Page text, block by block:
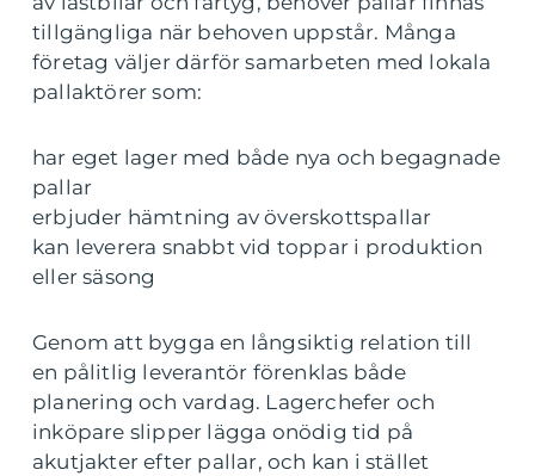
tillgängliga när behoven uppstår. Många
företag väljer därför samarbeten med lokala
pallaktörer som:
har eget lager med både nya och begagnade
pallar
erbjuder hämtning av överskottspallar
kan leverera snabbt vid toppar i produktion
eller säsong
Genom att bygga en långsiktig relation till
en pålitlig leverantör förenklas både
planering och vardag. Lagerchefer och
inköpare slipper lägga onödig tid på
akutjakter efter pallar, och kan i stället